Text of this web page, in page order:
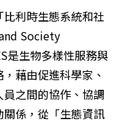
利時生態系統和社
Society
是生物多樣性服務與
藉由促進科學家、
之間的協作、協調
係，從「生態資訊